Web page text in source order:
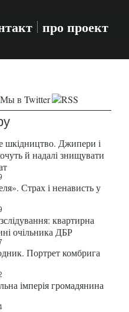
про проект
шкідництво. Джипери і
й надалі знищувати
Страх і ненависть у
квартирна
очільника ДБР
Портрет комбрига
імперія громадянина